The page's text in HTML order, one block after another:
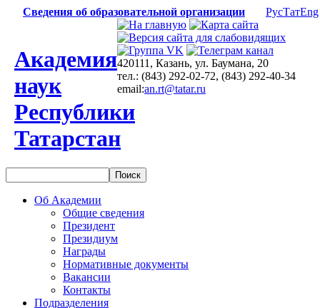
Сведения об образовательной организации РусТатEng
Академия
наук
Республики
Татарстан
420111, Казань, ул. Баумана, 20
тел.: (843) 292-02-72, (843) 292-40-34
email:an.rt@tatar.ru
Об Академии
Общие сведения
Президент
Президиум
Награды
Нормативные документы
Вакансии
Контакты
Подразделения